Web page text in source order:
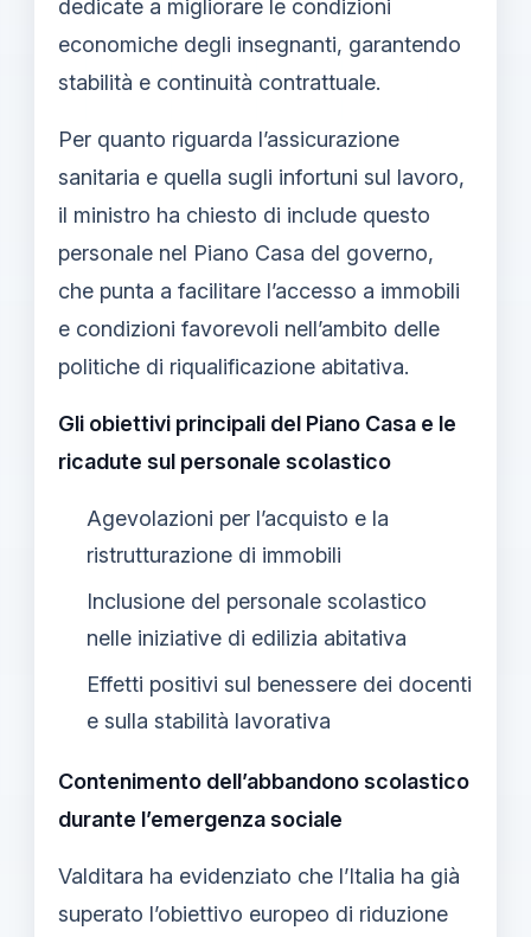
dedicate a migliorare le condizioni
economiche degli insegnanti, garantendo
stabilità e continuità contrattuale.
Per quanto riguarda l’assicurazione
sanitaria e quella sugli infortuni sul lavoro,
il ministro ha chiesto di include questo
personale nel Piano Casa del governo,
che punta a facilitare l’accesso a immobili
e condizioni favorevoli nell’ambito delle
politiche di riqualificazione abitativa.
Gli obiettivi principali del Piano Casa e le
ricadute sul personale scolastico
Agevolazioni per l’acquisto e la
ristrutturazione di immobili
Inclusione del personale scolastico
nelle iniziative di edilizia abitativa
Effetti positivi sul benessere dei docenti
e sulla stabilità lavorativa
Contenimento dell’abbandono scolastico
durante l’emergenza sociale
Valditara ha evidenziato che l’Italia ha già
superato l’obiettivo europeo di riduzione